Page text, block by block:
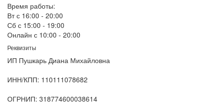
Время работы:
Вт с 16:00 - 20:00
Сб с 15:00 - 19:00
Онлайн с 10:00 - 20:00
Реквизиты
ИП Пушкарь Диана Михайловна
ИНН/КПП: 110111078682
ОГРНИП: 318774600038614